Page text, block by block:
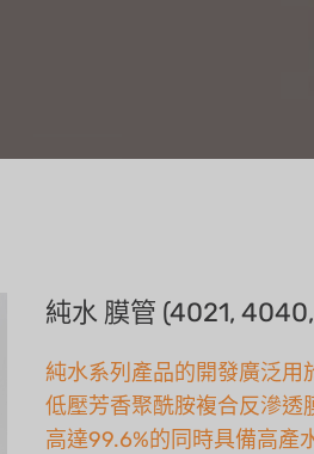
純水 膜管 (4021,
純水系列產品的開發廣泛用
低壓芳香聚酰胺複合反滲透
高達99.6%的同時具備高產